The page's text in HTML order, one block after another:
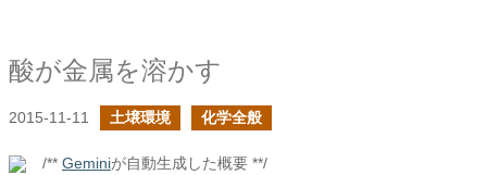
酸が金属を溶かす
2015-11-11 土壌環境 化学全般
/** Geminiが自動生成した概要 **/